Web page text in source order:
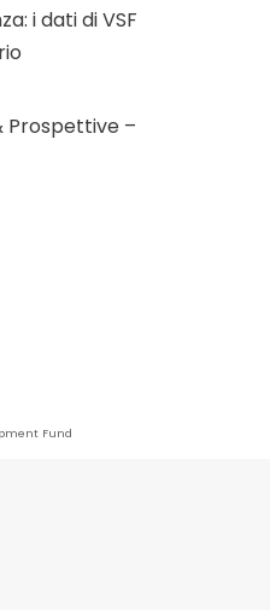
i dati di VSF
Prospettive –
Fund